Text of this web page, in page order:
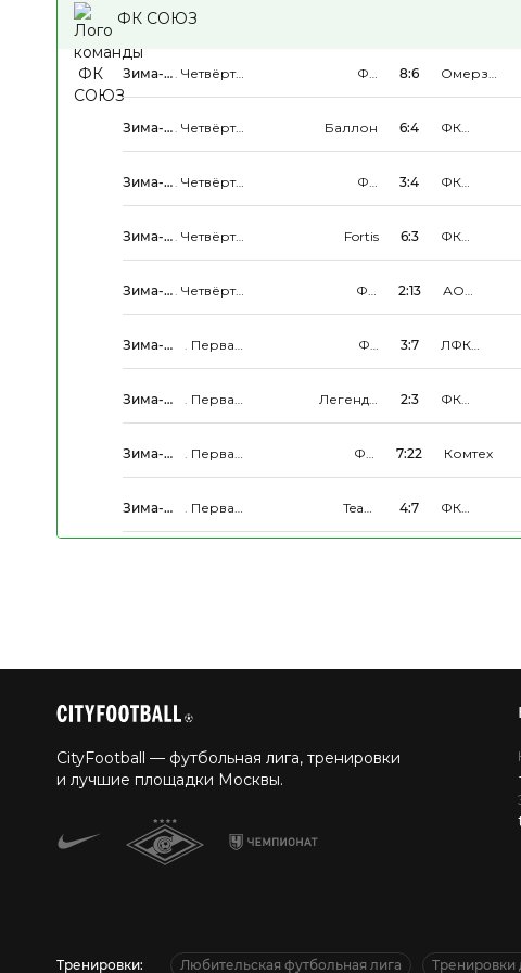
ФК СОЮЗ
Зима-
Весна
.Четвёртый
ФК
8:6
Зима-
.Четвёртый
Баллон 6:4
ФК
Зима-
.Четвёртый
ФК
3:4
ФК
Зима-
.Четвёртый
Fortis 6:3
ФК
Зима-
.Четвёртый
ФК
2:13
АО
Зима-
. Первая
ФК
3:7
ЛФК
Зима-
. Первая
Легенды
2:3
ФК
Зима-
. Первая
ФК
7:22 Комтех
Зима-
2026
. Первая
Team
4:7
ФК
CityFootball — футбольная лига, тренировки
и лучшие площадки Москвы.
Тренировки: Любительская футбольная лига Тренировки